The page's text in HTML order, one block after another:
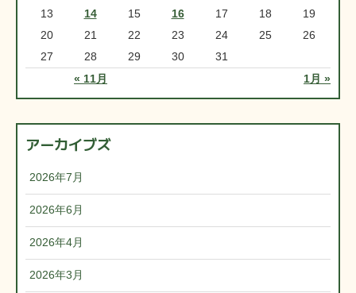
« 11月 1月 »
13 14 15 16 17 18
19
20
21 22 23 24 25
26
27
28 29 30 31
アーカイブズ
2026年7月
2026年6月
2026年4月
2026年3月